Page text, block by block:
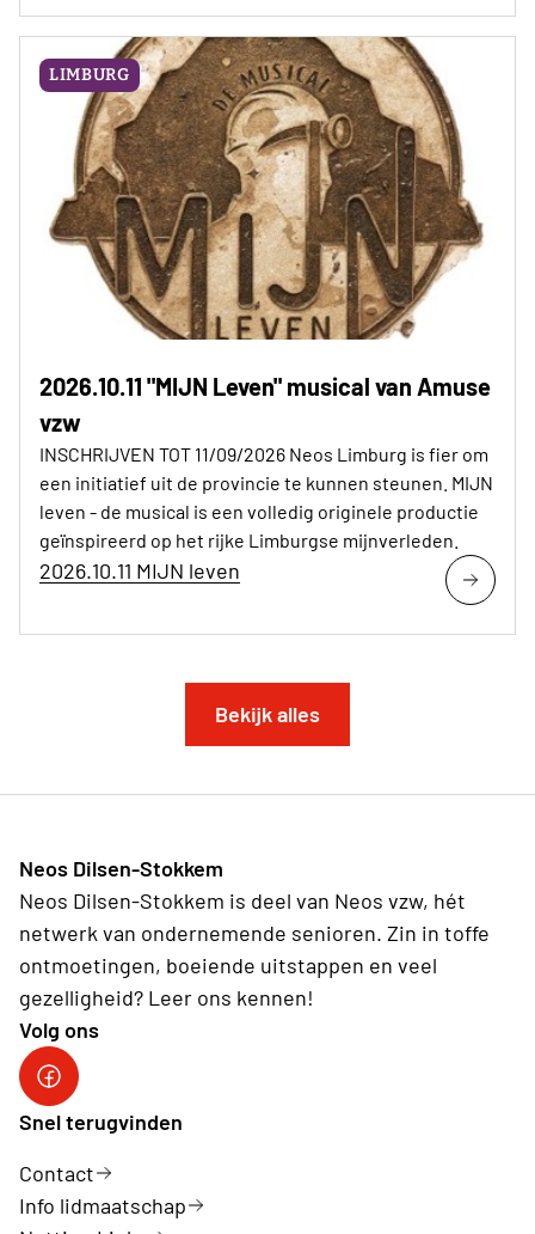
LIMBURG
2026.10.11 "MIJN Leven" musical van Amuse
vzw
INSCHRIJVEN TOT 11/09/2026 Neos Limburg is fier om
een initiatief uit de provincie te kunnen steunen. MIJN
leven - de musical is een volledig originele productie
geïnspireerd op het rijke Limburgse mijnverleden.
2026.10.11 MIJN leven
Bekijk alles
Neos Dilsen-Stokkem
Neos Dilsen-Stokkem is deel van Neos vzw, hét
netwerk van ondernemende senioren. Zin in toffe
ontmoetingen, boeiende uitstappen en veel
gezelligheid? Leer ons kennen!
Volg ons
Neos Dilsen-Stokkem
Snel terugvinden
Contact
Info lidmaatschap